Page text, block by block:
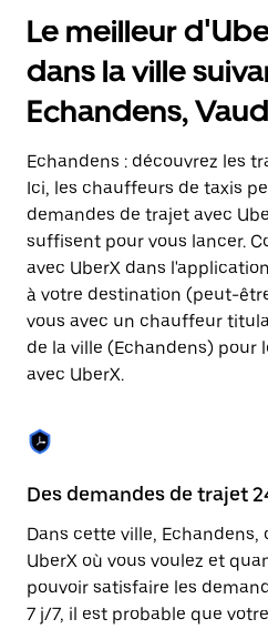
bas
pour
ouvrir
le
calendrier
et
une
date.
Appuyez
sur
la
touche
Échap
pour
fermer
le
calendrier.
Le meilleur
dans la ville
Echandens, Vaud
Echandens : découvrez les
Ici, les chauffeurs de taxis
demandes de trajet avec
suffisent pour vous lancer.
avec UberX dans
à votre destination (peut-
vous avec un chauffeur
de la ville (Echandens)
avec UberX.
Des demandes de trajet
Dans cette ville,
UberX où vous voulez et
pouvoir satisfaire les
7 j/7, il est probable que